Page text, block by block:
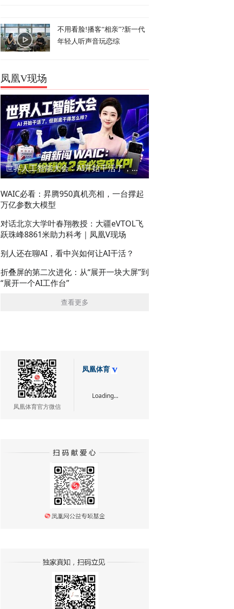
不用看脸!播客“相亲”?新一代
年轻人听声音玩恋综
凤凰V现场
世界人工智能大会：AI开始干活了，但到底干的怎么样？萌新闯WAIC
WAIC必看：昇腾950真机亮相，一台撑起
万亿参数大模型
对话北京大学叶春翔教授：大疆eVTOL飞
跃珠峰8861米助力科考｜凤凰V现场
别人还在聊AI，看中兴如何让AI干活？
折叠屏的第二次进化：从“展开一块大屏”到
“展开一个AI工作台”
查看更多
凤凰体育官方微信
凤凰体育
Loading...